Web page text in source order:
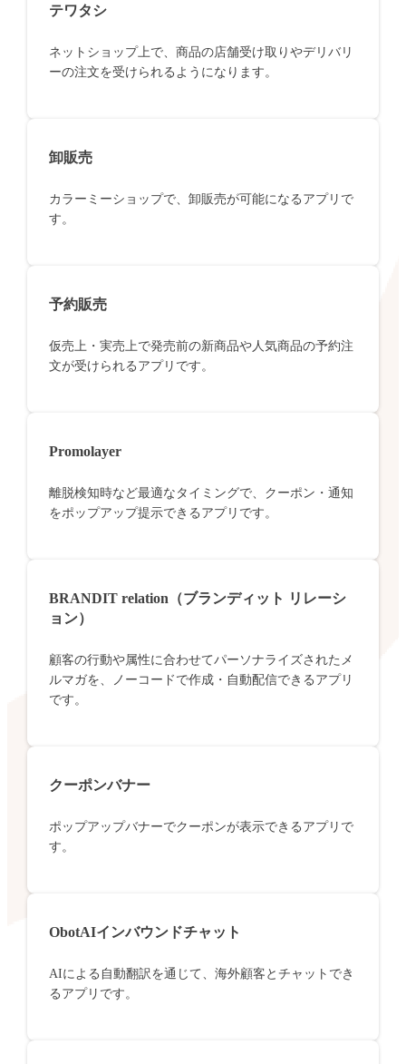
テワタシ
ネットショップ上で、商品の店舗受け取りやデリバリ
ーの注文を受けられるようになります。
卸販売
カラーミーショップで、卸販売が可能になるアプリで
す。
予約販売
仮売上・実売上で発売前の新商品や人気商品の予約注
文が受けられるアプリです。
Promolayer
離脱検知時など最適なタイミングで、クーポン・通知
をポップアップ提示できるアプリです。
BRANDIT relation（ブランディット リレーシ
ョン）
顧客の行動や属性に合わせてパーソナライズされたメ
ルマガを、ノーコードで作成・自動配信できるアプリ
です。
クーポンバナー
ポップアップバナーでクーポンが表示できるアプリで
す。
ObotAIインバウンドチャット
AIによる自動翻訳を通じて、海外顧客とチャットでき
るアプリです。